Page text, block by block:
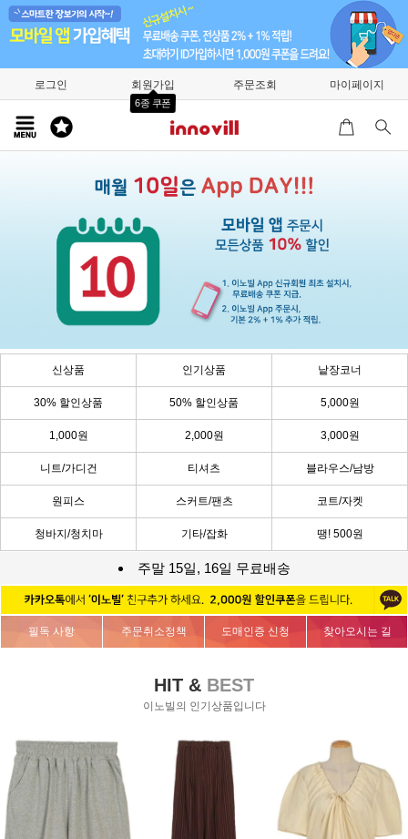
로그인 회원가입
6종 쿠폰
주문조회 마이페이지
신상품 인기상품 낱장코너
30% 할인상품 50% 할인상품 5,000원
1,000원 2,000원 3,000원
니트/가디건 티셔츠 블라우스/남방
원피스 스커트/팬츠 코트/자켓
청바지/청치마 기타/잡화 땡! 500원
주말 15일, 16일 무료배송
필독 사항 주문취소정책 도매인증 신청 찾아오시는 길
HIT & BEST
이노빌의 인기상품입니다